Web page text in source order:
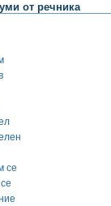
от речника
се